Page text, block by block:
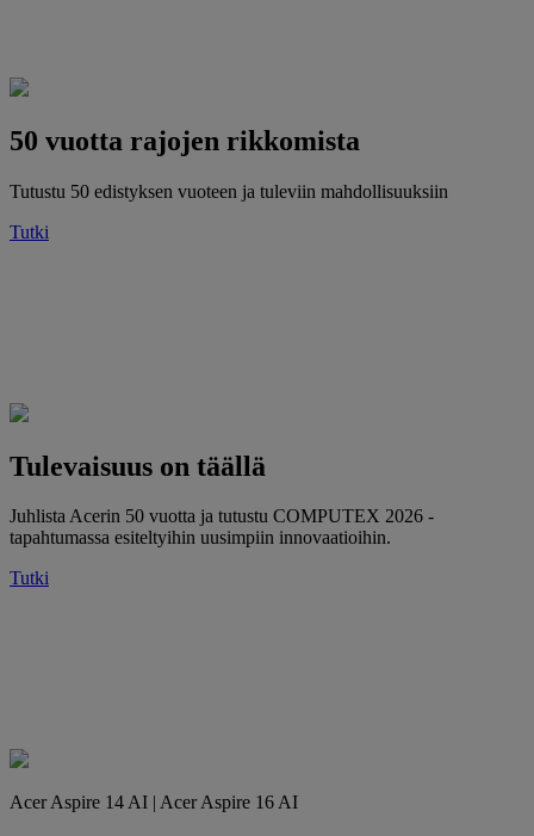
50 vuotta rajojen rikkomista
Tutustu 50 edistyksen vuoteen ja tuleviin mahdollisuuksiin
Tutki
Tulevaisuus on täällä
Juhlista Acerin 50 vuotta ja tutustu COMPUTEX 2026 -
tapahtumassa esiteltyihin uusimpiin innovaatioihin.
Tutki
Acer Aspire 14 AI | Acer Aspire 16 AI